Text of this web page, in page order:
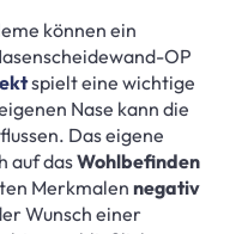
können ein
OP
spielt eine wichtige
Nase kann die
Das eigene
auf dasWohlbefinden
Merkmalen negativ
Wunsch einer